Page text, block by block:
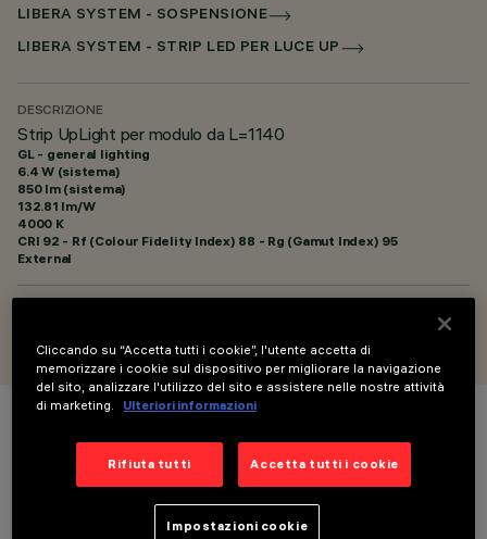
LIBERA SYSTEM - SOSPENSIONE
LIBERA SYSTEM - STRIP LED PER LUCE UP
DESCRIZIONE
Strip UpLight per modulo da L=1140
GL - general lighting
6.4 W (sistema)
850 lm (sistema)
132.81 lm/W
4000 K
CRI 92 - Rf (Colour Fidelity Index) 88 - Rg (Gamut Index) 95
External
COLORE
Cliccando su “Accetta tutti i cookie”, l'utente accetta di
memorizzare i cookie sul dispositivo per migliorare la navigazione
del sito, analizzare l'utilizzo del sito e assistere nelle nostre attività
di marketing.
Ulteriori informazioni
Rifiuta tutti Accetta tutti i cookie
Impostazioni cookie